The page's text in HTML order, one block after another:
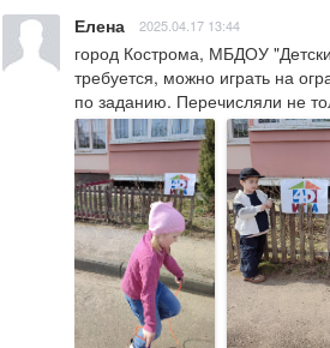
Елена 2025.04.17 13:44
город Кострома, МБДОУ
требуется, можно играть на
по заданию. Перечисляли не